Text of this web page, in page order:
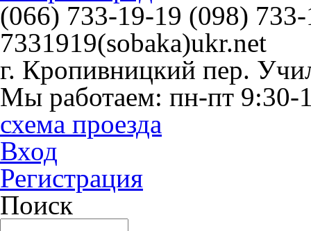
(066) 733-19-19 (098)
7331919(sobaka)ukr.net
г. Кропивницкий пер.
Мы работаем: пн-пт 9:30-
схема проезда
Вход
Регистрация
Поиск